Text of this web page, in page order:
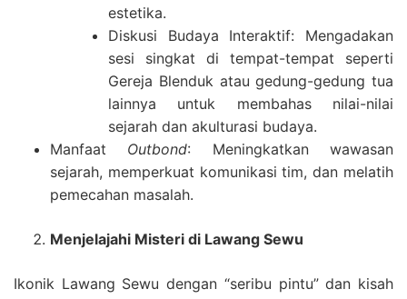
estetika.
Diskusi Budaya Interaktif: Mengadakan
sesi singkat di tempat-tempat seperti
Gereja Blenduk atau gedung-gedung tua
lainnya untuk membahas nilai-nilai
sejarah dan akulturasi budaya.
Manfaat Outbond: Meningkatkan wawasan
sejarah, memperkuat komunikasi tim, dan melatih
pemecahan masalah.
Menjelajahi Misteri di Lawang Sewu
Ikonik Lawang Sewu dengan “seribu pintu” dan kisah